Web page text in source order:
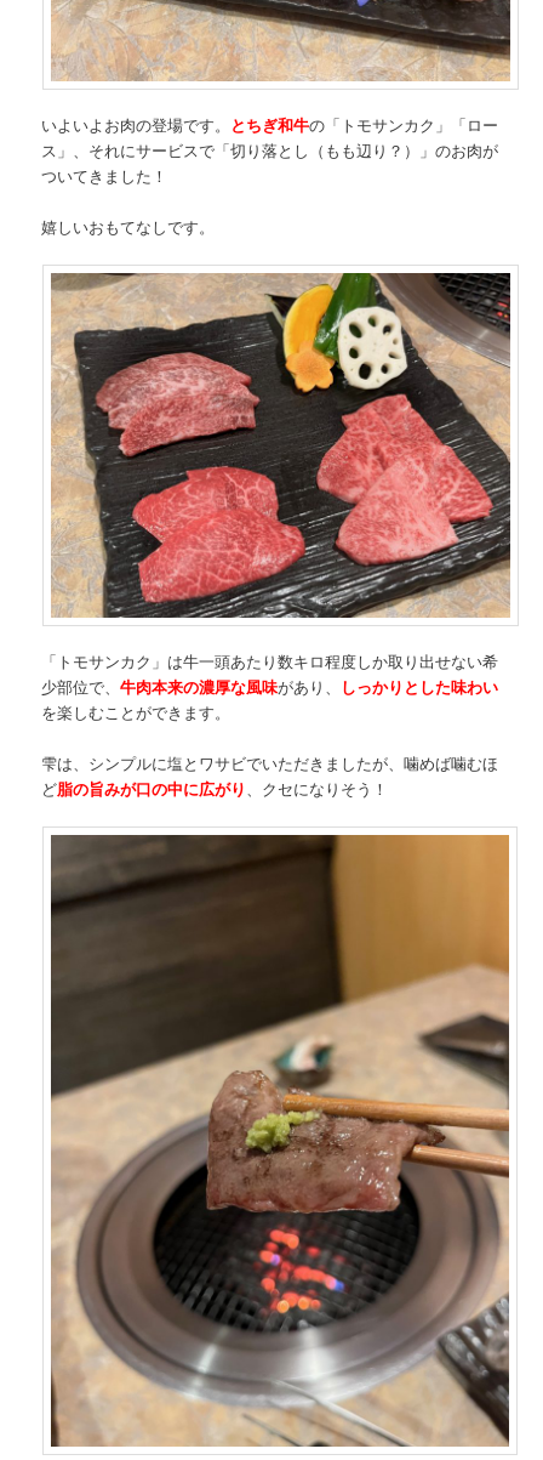
いよいよお肉の登場です。 とちぎ和牛の「トモサンカク」「ロー
ス」、それにサービスで「切り落とし（もも辺り？）」のお肉が
ついてきました！
嬉しいおもてなしです。
「トモサンカク」は牛一頭あたり数キロ程度しか取り出せない希
少部位で、牛肉本来の濃厚な風味があり、
しっかりとした味わい
を楽しむことができます。
雫は、シンプルに塩とワサビでいただきましたが、噛めば噛むほ
ど脂の旨みが口の中に広がり、クセになりそう！